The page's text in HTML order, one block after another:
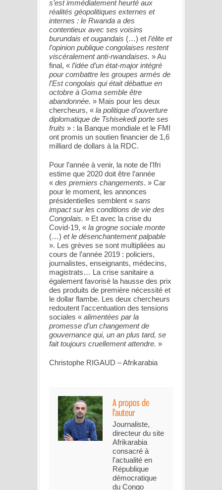
s’est immédiatement heurté aux
réalités géopolitiques externes et
internes : le Rwanda a des
contentieux avec ses voisins
burundais et ougandais (…) et l’élite et
l’opinion publique congolaises restent
viscéralement anti-rwandaises. » Au
final, « l’idée d’un état-major intégré
pour combattre les groupes armés de
l’Est congolais qui était débattue en
octobre à Goma semble être
abandonnée. » Mais pour les deux
chercheurs, « la politique d’ouverture
diplomatique de Tshisekedi porte ses
fruits » : la Banque mondiale et le FMI
ont promis un soutien financier de 1,6
milliard de dollars à la RDC.
Pour l’année à venir, la note de l’Ifri
estime que 2020 doit être l’année
« des premiers changements. » Car
pour le moment, les annonces
présidentielles semblent « sans
impact sur les conditions de vie des
Congolais. » Et avec la crise du
Covid-19, « la grogne sociale monte
(…) et le désenchantement palpable
». Les grèves se sont multipliées au
cours de l’année 2019 : policiers,
journalistes, enseignants, médecins,
magistrats… La crise sanitaire a
également favorisé la hausse des prix
des produits de première nécessité et
le dollar flambe. Les deux chercheurs
redoutent l’accentuation des tensions
sociales « alimentées par la
promesse d’un changement de
gouvernance qui, un an plus tard, se
fait toujours cruellement attendre. »
Christophe RIGAUD – Afrikarabia
Journaliste,
directeur du site
Afrikarabia
consacré à
l'actualité en
République
démocratique
du Congo